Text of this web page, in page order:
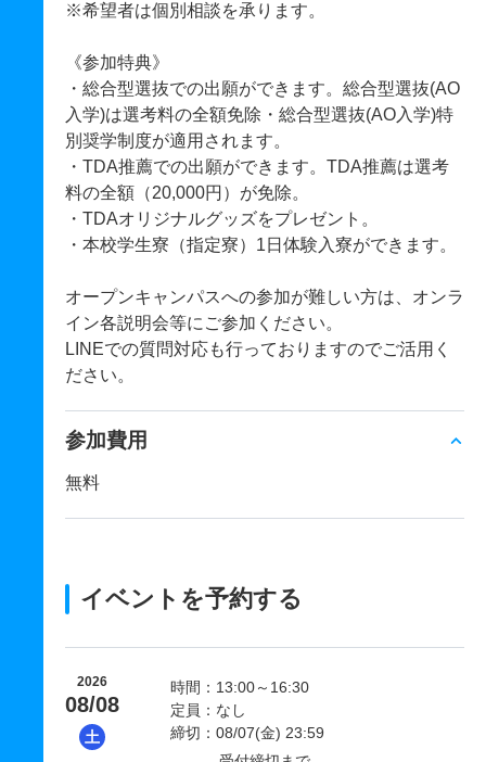
※希望者は個別相談を承ります。
《参加特典》
・総合型選抜での出願ができます。総合型選抜(AO
入学)は選考料の全額免除・総合型選抜(AO入学)特
別奨学制度が適用されます。
・TDA推薦での出願ができます。TDA推薦は選考
料の全額（20,000円）が免除。
・TDAオリジナルグッズをプレゼント。
・本校学生寮（指定寮）1日体験入寮ができます。
オープンキャンパスへの参加が難しい方は、オンラ
イン各説明会等にご参加ください。
LINEでの質問対応も行っておりますのでご活用く
ださい。
参加費用
無料
イベントを予約する
2026
08/08
土
時間：13:00～16:30
定員：なし
締切：08/07(金) 23:59